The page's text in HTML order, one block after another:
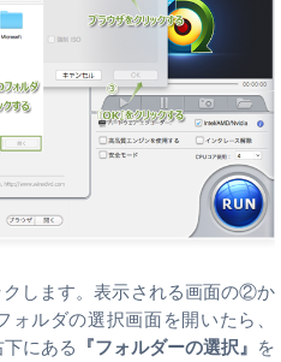
クします。表示される画面の②か
ォルダの選択画面を開いたら、
にある
『フォルダーの選択』 を